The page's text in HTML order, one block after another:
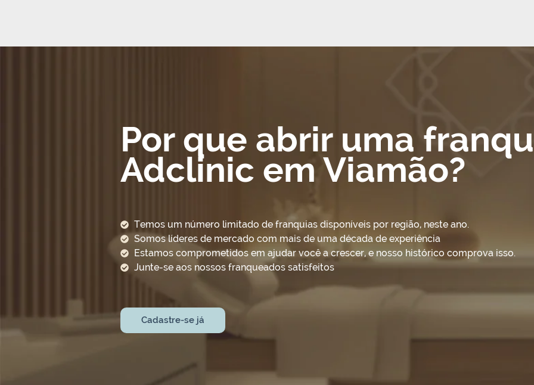
Por que abrir uma
Adclinic em Viamão?
Temos um número limitado de franquias disponíveis por região, neste ano.
Somos líderes de mercado com mais de uma década de experiência
Estamos comprometidos em ajudar você a crescer, e nosso histórico comprova isso.
Junte-se aos nossos franqueados satisfeitos
Cadastre-se já